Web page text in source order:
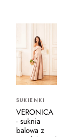
SUKIENKI
VERONICA
- suknia
balowa z